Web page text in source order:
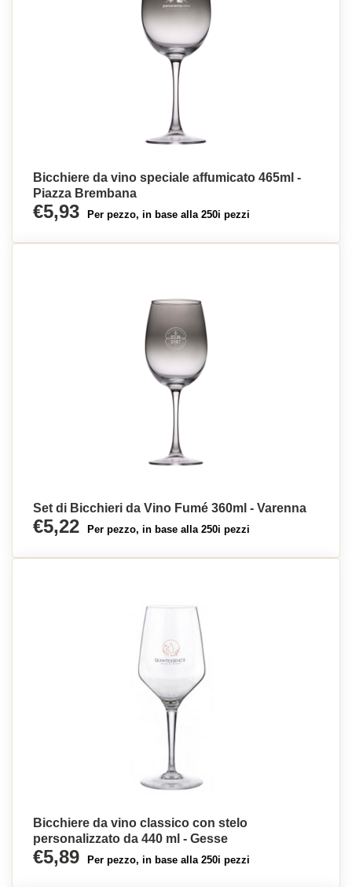
Bicchiere da vino speciale affumicato 465ml -
Piazza Brembana
€5,93 Per pezzo, in base alla 250i pezzi
Set di Bicchieri da Vino Fumé 360ml - Varenna
€5,22 Per pezzo, in base alla 250i pezzi
Bicchiere da vino classico con stelo
personalizzato da 440 ml - Gesse
€5,89 Per pezzo, in base alla 250i pezzi